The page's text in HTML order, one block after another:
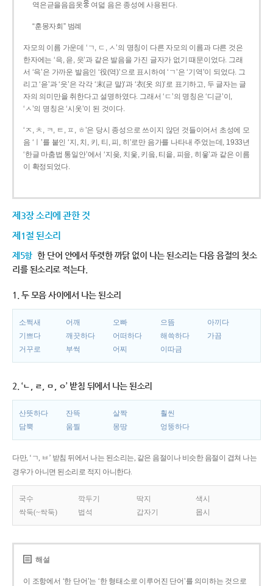
역은귿을음읍옷
여덟 음은 종성에 사용된다.
“훈몽자회” 범례
자모의 이름 가운데 ‘ㄱ, ㄷ, ㅅ’의 명칭이 다른 자모의 이름과 다른 것은
한자에는 ‘윽, 읃, 읏’과 같은 발음을 가진 글자가 없기 때문이었다. 그래
서 ‘윽’은 가까운 발음인 ‘役(역)’으로 표시하여 ‘ㄱ’은 ‘기역’이 되었다. 그
리고 ‘읃’과 ‘읏’은 각각 ‘末(귿 말)’과 ‘衣(옷 의)’로 표기하고, 두 글자는 글
자의 의미만을 취한다고 설명하였다. 그래서 ‘ㄷ’의 명칭은 ‘디귿’이,
‘ㅅ’의 명칭은 ‘시옷’이 된 것이다.
‘ㅈ, ㅊ, ㅋ, ㅌ, ㅍ, ㅎ’은 당시 종성으로 쓰이지 않던 것들이어서 초성에 모
음 ‘ㅣ’를 붙인 ‘지, 치, 키, 티, 피, 히’로만 음가를 나타내 주었는데, 1933년
‘한글 마춤법 통일안’에서 ‘지읒, 치읓, 키읔, 티읕, 피읖, 히읗’과 같은 이름
이 확정되었다.
제3장 소리에 관한 것
제1절 된소리
제5항 한 단어 안에서 뚜렷한 까닭 없이 나는 된소리는 다음 음절의 첫소
리를 된소리로 적는다.
1. 두 모음 사이에서 나는 된소리
소쩍새 어깨 오빠 으뜸
아끼다
기쁘다
깨끗하다 어떠하다 해쓱하다
가끔
거꾸로
부썩 어찌 이따금
2. ‘ㄴ, ㄹ, ㅁ, ㅇ’ 받침 뒤에서 나는 된소리
산뜻하다 잔뜩 살짝
훨씬
담뿍
움찔 몽땅 엉뚱하다
다만, ‘ㄱ, ㅂ’ 받침 뒤에서 나는 된소리는, 같은 음절이나 비슷한 음절이 겹쳐 나는
경우가 아니면 된소리로 적지 아니한다.
국수 깍두기 딱지
색시
싹둑(~싹둑)
법석 갑자기 몹시
해설
이 조항에서 ‘한 단어’는 ‘한 형태소로 이루어진 단어’를 의미하는 것으로